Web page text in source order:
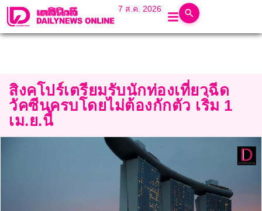
7 ส.ค. 2026
สิงคโปร์เตรียมรับนักท่องเที่ยวฉีด
วัคซีนครบโดยไม่ต้องกักตัว เริ่ม 1
เม.ย.นี้